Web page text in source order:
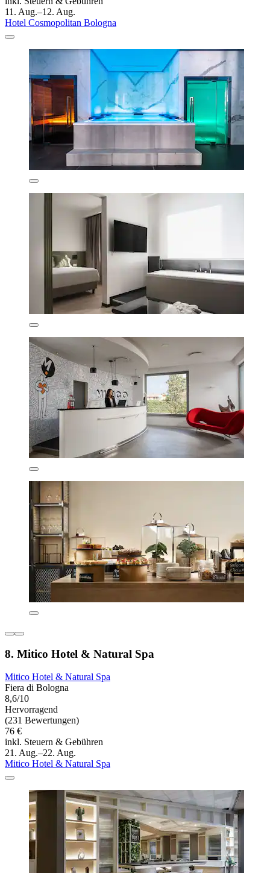
11. Aug.–12. Aug.
Hotel Cosmopolitan Bologna
8. Mitico Hotel & Natural Spa
Mitico Hotel & Natural Spa
Fiera di Bologna
8,6/10
Hervorragend
(231 Bewertungen)
76 €
inkl. Steuern & Gebühren
21. Aug.–22. Aug.
Mitico Hotel & Natural Spa